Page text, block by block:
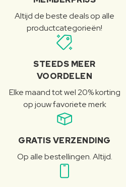
Altijd de beste deals op alle
productcategorieën!
STEEDS MEER
VOORDELEN
Elke maand tot wel 20% korting
op jouw favoriete merk
GRATIS VERZENDING
Op alle bestellingen. Altijd.